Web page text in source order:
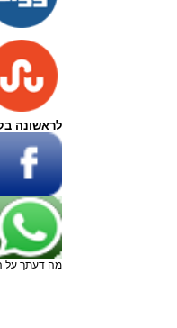
לראשונה
מה דעתך על